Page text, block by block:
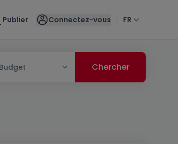
Publier Connectez-vous FR
Budget